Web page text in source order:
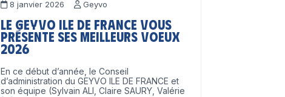
8 janvier 2026 Geyvo
Le GEYVO Ile de France vous
présente ses meilleurs voeux
2026
En ce début d’année, le Conseil
d’administration du GEYVO ILE DE FRANCE et
son équipe (Sylvain ALI, Claire SAURY, Valérie